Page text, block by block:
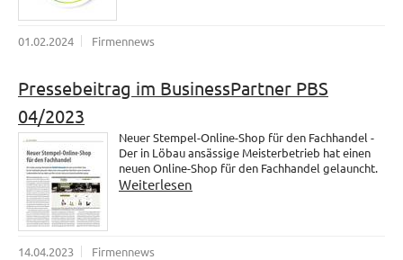
01.02.2024 Firmennews
Pressebeitrag im BusinessPartner PBS
04/2023
Neuer Stempel-Online-Shop für den Fachhandel -
Der in Löbau ansässige Meisterbetrieb hat einen
neuen Online-Shop für den Fachhandel gelauncht.
Weiterlesen
14.04.2023 Firmennews